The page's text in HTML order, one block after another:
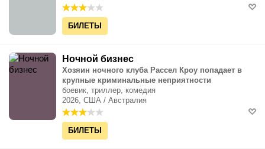
БИЛЕТЫ
Ночной бизнес
Хозяин ночного клуба Рассел Кроу попадает в
крупные криминальные неприятности
боевик, триллер, комедия
2026, США / Австралия
БИЛЕТЫ